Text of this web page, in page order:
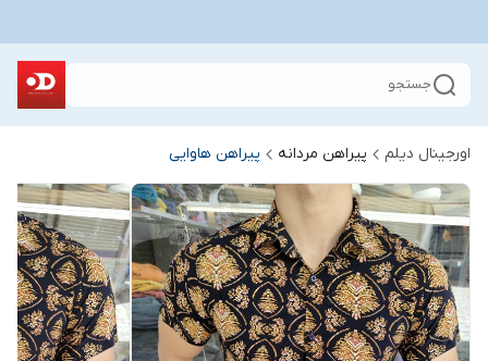
جستجو
اورجینال دیلم پیراهن مردانه پیراهن هاوایی